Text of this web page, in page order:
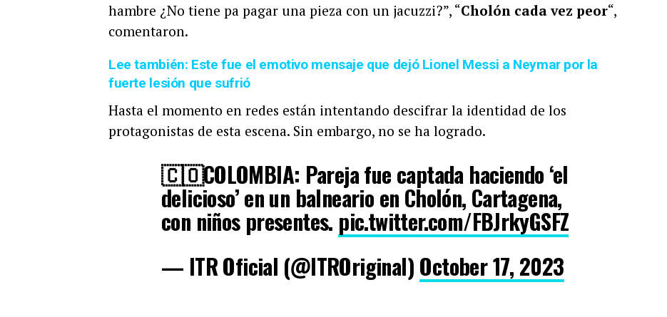
hambre ¿No tiene pa pagar una pieza con un jacuzzi?”, “Cholón cada vez peor“,
comentaron.
Lee también: Este fue el emotivo mensaje que dejó Lionel Messi a Neymar por la
fuerte lesión que sufrió
Hasta el momento en redes están intentando descifrar la identidad de los
protagonistas de esta escena. Sin embargo, no se ha logrado.
🇨🇴COLOMBIA: Pareja fue captada haciendo ‘el
delicioso’ en un balneario en Cholón, Cartagena,
con niños presentes. pic.twitter.com/FBJrkyGSFZ
— ITR Oficial (@ITROriginal) October 17, 2023